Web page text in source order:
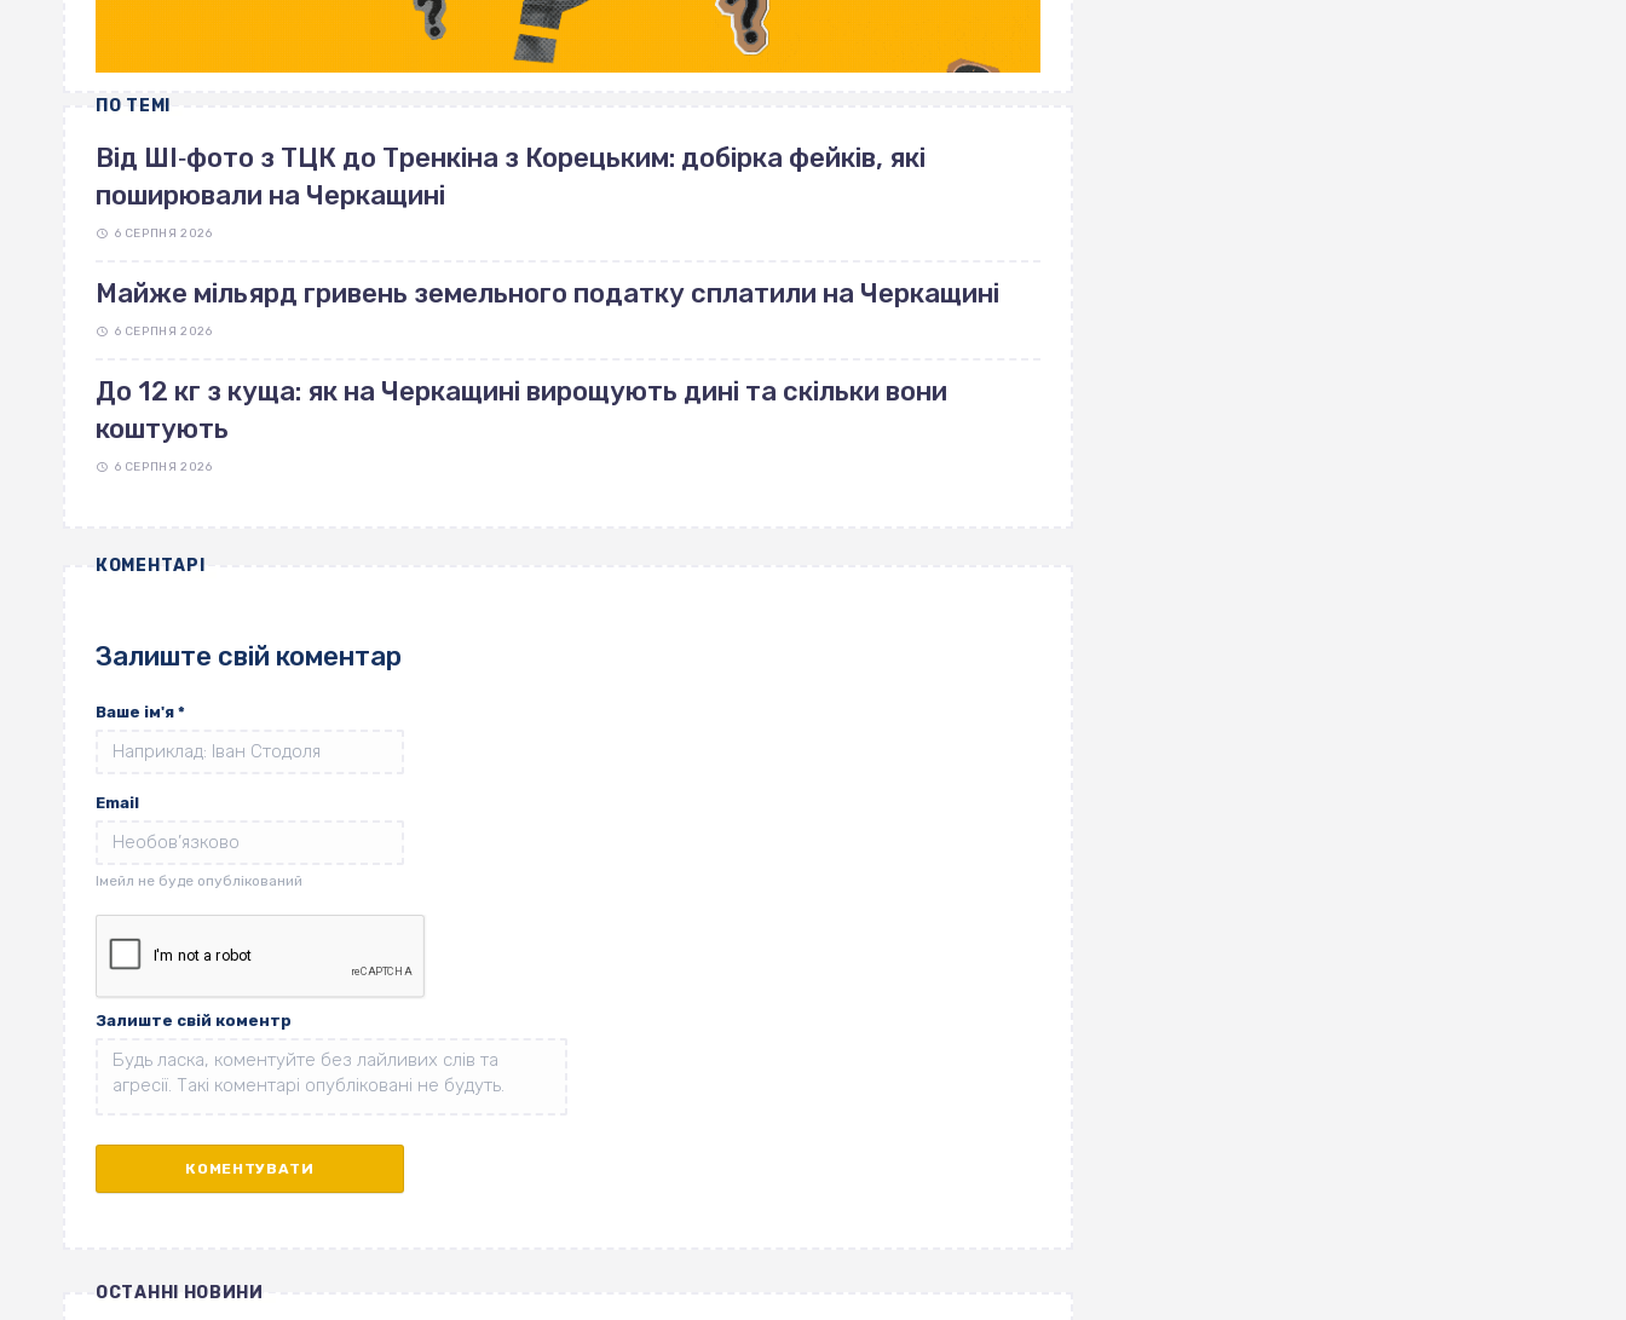
ПО ТЕМІ
Від ШІ‐фото з ТЦК до Тренкіна з Корецьким: добірка фейків, які
поширювали на Черкащині
6 СЕРПНЯ 2026
Майже мільярд гривень земельного податку сплатили на Черкащині
6 СЕРПНЯ 2026
До 12 кг з куща: як на Черкащині вирощують дині та скільки вони
коштують
6 СЕРПНЯ 2026
КОМЕНТАРІ
Залиште свій коментар
Ваше ім'я *
Email
Залиште свій коментр
ОСТАННІ НОВИНИ